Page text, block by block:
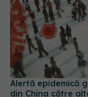
Alertă epidemică
din China către
09 aug 2025, 18:34